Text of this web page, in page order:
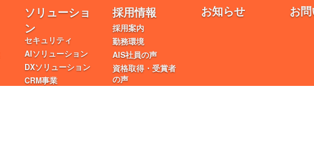
ソリューショ
ン
セキュリティ
AIソリューション
DXソリューション
CRM事業
採用情報
採用案内
勤務環境
AIS社員の声
資格取得・受賞者
の声
お知らせ お